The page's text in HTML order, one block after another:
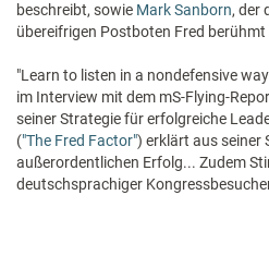
beschreibt, sowie Mark Sanborn, der
übereifrigen Postboten Fred berühmt
"Learn to listen in a nondefensive
im Interview mit dem mS-Flying-
seiner Strategie für erfolgreiche
("The Fred Factor") erklärt aus seiner
außerordentlichen Erfolg... Zudem
deutschsprachiger